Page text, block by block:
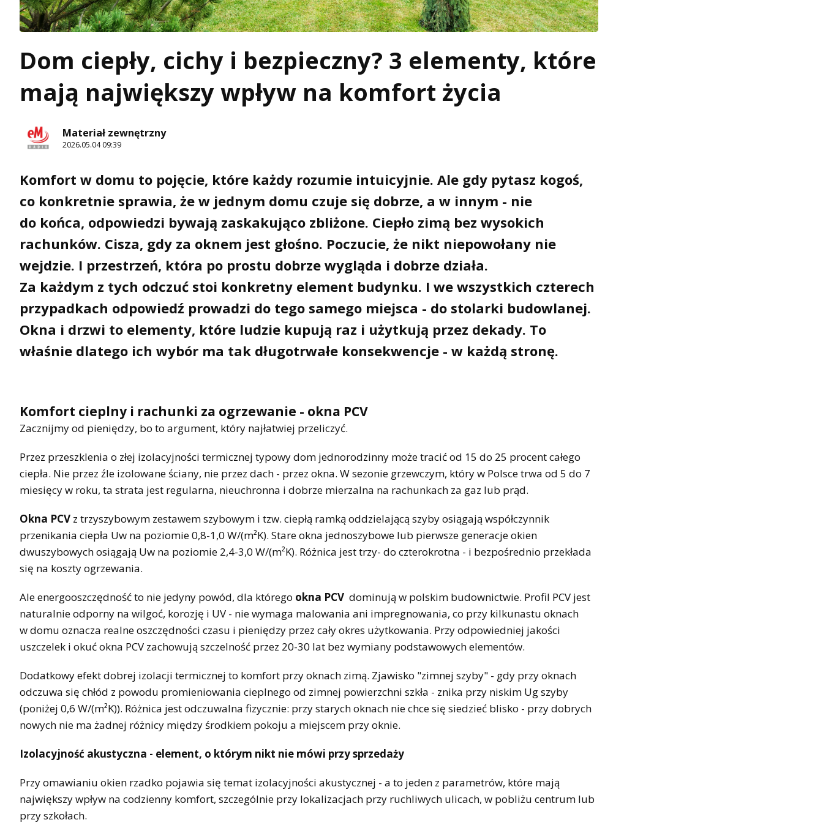
Dom ciepły, cichy i bezpieczny? 3 elementy, które
mają największy wpływ na komfort życia
Materiał zewnętrzny
2026.05.04 09:39
Komfort w domu to pojęcie, które każdy rozumie intuicyjnie. Ale gdy pytasz kogoś,
co konkretnie sprawia, że w jednym domu czuje się dobrze, a w innym - nie
do końca, odpowiedzi bywają zaskakująco zbliżone. Ciepło zimą bez wysokich
rachunków. Cisza, gdy za oknem jest głośno. Poczucie, że nikt niepowołany nie
wejdzie. I przestrzeń, która po prostu dobrze wygląda i dobrze działa.
Za każdym z tych odczuć stoi konkretny element budynku. I we wszystkich czterech
przypadkach odpowiedź prowadzi do tego samego miejsca - do stolarki budowlanej.
Okna i drzwi to elementy, które ludzie kupują raz i użytkują przez dekady. To
właśnie dlatego ich wybór ma tak długotrwałe konsekwencje - w każdą stronę.
Komfort cieplny i rachunki za ogrzewanie - okna PCV
Zacznijmy od pieniędzy, bo to argument, który najłatwiej przeliczyć.
Przez przeszklenia o złej izolacyjności termicznej typowy dom jednorodzinny może tracić od 15 do 25 procent całego
ciepła. Nie przez źle izolowane ściany, nie przez dach - przez okna. W sezonie grzewczym, który w Polsce trwa od 5 do 7
miesięcy w roku, ta strata jest regularna, nieuchronna i dobrze mierzalna na rachunkach za gaz lub prąd.
Okna PCV z trzyszybowym zestawem szybowym i tzw. ciepłą ramką oddzielającą szyby osiągają współczynnik
przenikania ciepła Uw na poziomie 0,8-1,0 W/(m²K). Stare okna jednoszybowe lub pierwsze generacje okien
dwuszybowych osiągają Uw na poziomie 2,4-3,0 W/(m²K). Różnica jest trzy- do czterokrotna - i bezpośrednio przekłada
się na koszty ogrzewania.
Ale energooszczędność to nie jedyny powód, dla którego okna PCV dominują w polskim budownictwie. Profil PCV jest
naturalnie odporny na wilgoć, korozję i UV - nie wymaga malowania ani impregnowania, co przy kilkunastu oknach
w domu oznacza realne oszczędności czasu i pieniędzy przez cały okres użytkowania. Przy odpowiedniej jakości
uszczelek i okuć okna PCV zachowują szczelność przez 20-30 lat bez wymiany podstawowych elementów.
Dodatkowy efekt dobrej izolacji termicznej to komfort przy oknach zimą. Zjawisko "zimnej szyby" - gdy przy oknach
odczuwa się chłód z powodu promieniowania cieplnego od zimnej powierzchni szkła - znika przy niskim Ug szyby
(poniżej 0,6 W/(m²K)). Różnica jest odczuwalna fizycznie: przy starych oknach nie chce się siedzieć blisko - przy dobrych
nowych nie ma żadnej różnicy między środkiem pokoju a miejscem przy oknie.
Izolacyjność akustyczna - element, o którym nikt nie mówi przy sprzedaży
Przy omawianiu okien rzadko pojawia się temat izolacyjności akustycznej - a to jeden z parametrów, które mają
największy wpływ na codzienny komfort, szczególnie przy lokalizacjach przy ruchliwych ulicach, w pobliżu centrum lub
przy szkołach.